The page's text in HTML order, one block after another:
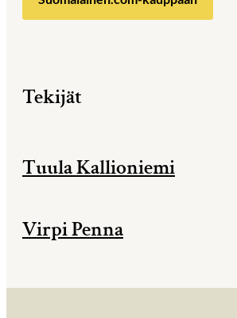
Tekijät
Tuula Kallioniemi
Virpi Penna